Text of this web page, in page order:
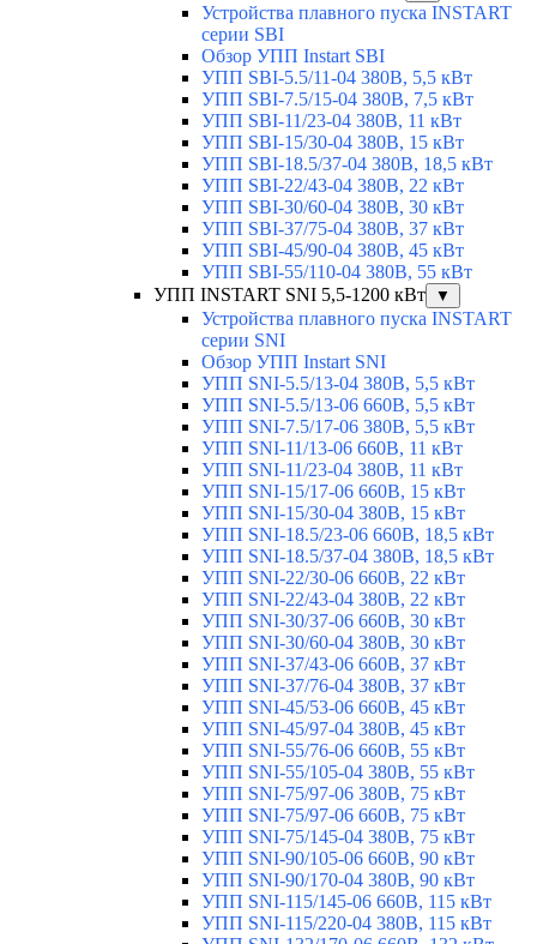
Устройства плавного пуска INSTART
серии SBI
Обзор УПП Instart SBI
УПП SBI-5.5/11-04 380В, 5,5 кВт
УПП SBI-7.5/15-04 380В, 7,5 кВт
УПП SBI-11/23-04 380В, 11 кВт
УПП SBI-15/30-04 380В, 15 кВт
УПП SBI-18.5/37-04 380В, 18,5 кВт
УПП SBI-22/43-04 380В, 22 кВт
УПП SBI-30/60-04 380В, 30 кВт
УПП SBI-37/75-04 380В, 37 кВт
УПП SBI-45/90-04 380В, 45 кВт
УПП SBI-55/110-04 380В, 55 кВт
УПП INSTART SNI 5,5-1200 кВт
▼
Устройства плавного пуска INSTART
серии SNI
Обзор УПП Instart SNI
УПП SNI-5.5/13-04 380В, 5,5 кВт
УПП SNI-5.5/13-06 660В, 5,5 кВт
УПП SNI-7.5/17-06 380В, 5,5 кВт
УПП SNI-11/13-06 660В, 11 кВт
УПП SNI-11/23-04 380В, 11 кВт
УПП SNI-15/17-06 660В, 15 кВт
УПП SNI-15/30-04 380В, 15 кВт
УПП SNI-18.5/23-06 660В, 18,5 кВт
УПП SNI-18.5/37-04 380В, 18,5 кВт
УПП SNI-22/30-06 660В, 22 кВт
УПП SNI-22/43-04 380В, 22 кВт
УПП SNI-30/37-06 660В, 30 кВт
УПП SNI-30/60-04 380В, 30 кВт
УПП SNI-37/43-06 660В, 37 кВт
УПП SNI-37/76-04 380В, 37 кВт
УПП SNI-45/53-06 660В, 45 кВт
УПП SNI-45/97-04 380В, 45 кВт
УПП SNI-55/76-06 660В, 55 кВт
УПП SNI-55/105-04 380В, 55 кВт
УПП SNI-75/97-06 380В, 75 кВт
УПП SNI-75/97-06 660В, 75 кВт
УПП SNI-75/145-04 380В, 75 кВт
УПП SNI-90/105-06 660В, 90 кВт
УПП SNI-90/170-04 380В, 90 кВт
УПП SNI-115/145-06 660В, 115 кВт
УПП SNI-115/220-04 380В, 115 кВт